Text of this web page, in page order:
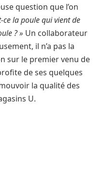
question que l’on
ce la poule qui vient de
? » Un collaborateur
il n’a pas la
sur le premier venu de
de ses quelques
la qualité des
U.